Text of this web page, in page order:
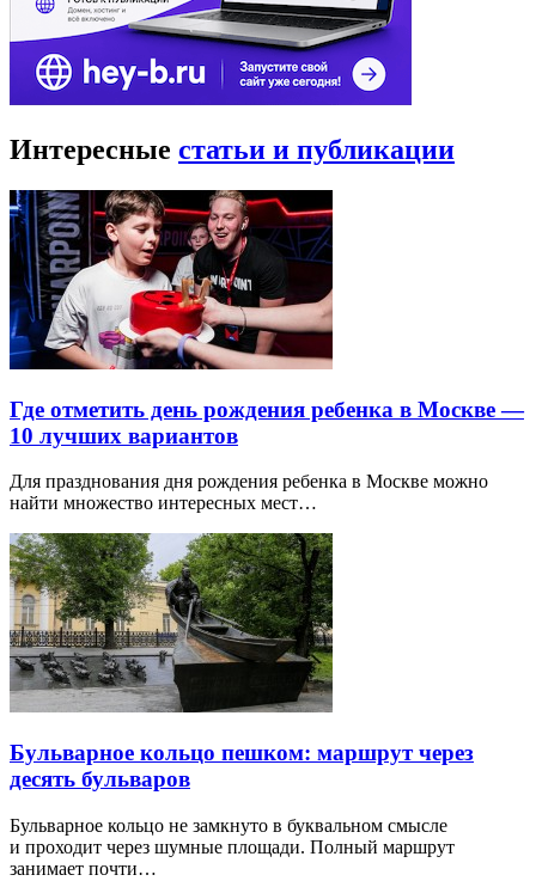
Интересные статьи и публикации
Где отметить день рождения ребенка в Москве —
10 лучших вариантов
Для празднования дня рождения ребенка в Москве можно
найти множество интересных мест…
Бульварное кольцо пешком: маршрут через
десять бульваров
Бульварное кольцо не замкнуто в буквальном смысле
и проходит через шумные площади. Полный маршрут
занимает почти…